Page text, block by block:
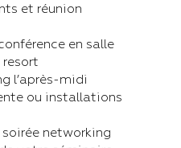
et réunion
en salle
l’après-midi
ou installations
networking